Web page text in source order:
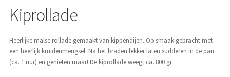
Kiprollade
Heerlijke malse rollade gemaakt van kippendijen. Op smaak gebracht met
een heerlijk kruidenmengsel. Na het braden lekker laten sudderen in de pan
(ca. 1 uur) en genieten maar! De kiprollade weegt ca. 800 gr.